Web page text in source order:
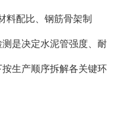
料配比、钢筋骨架制
是决定水泥管强度、耐
生产顺序拆解各关键环